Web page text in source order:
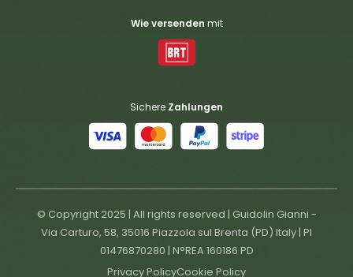
Wie versenden mit
Sichere Zahlungen
© Copyright 2025 | All rights reserved | Guidolin Gianni -
Via Carturo, 58, 35016 Piazzola sul Brenta (PD) Italy | PI
01476870280 | N°REA 160186 PD
Privacy PolicyCookie Policy